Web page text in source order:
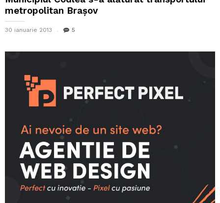
metropolitan Brașov
30 ianuarie 2013 5